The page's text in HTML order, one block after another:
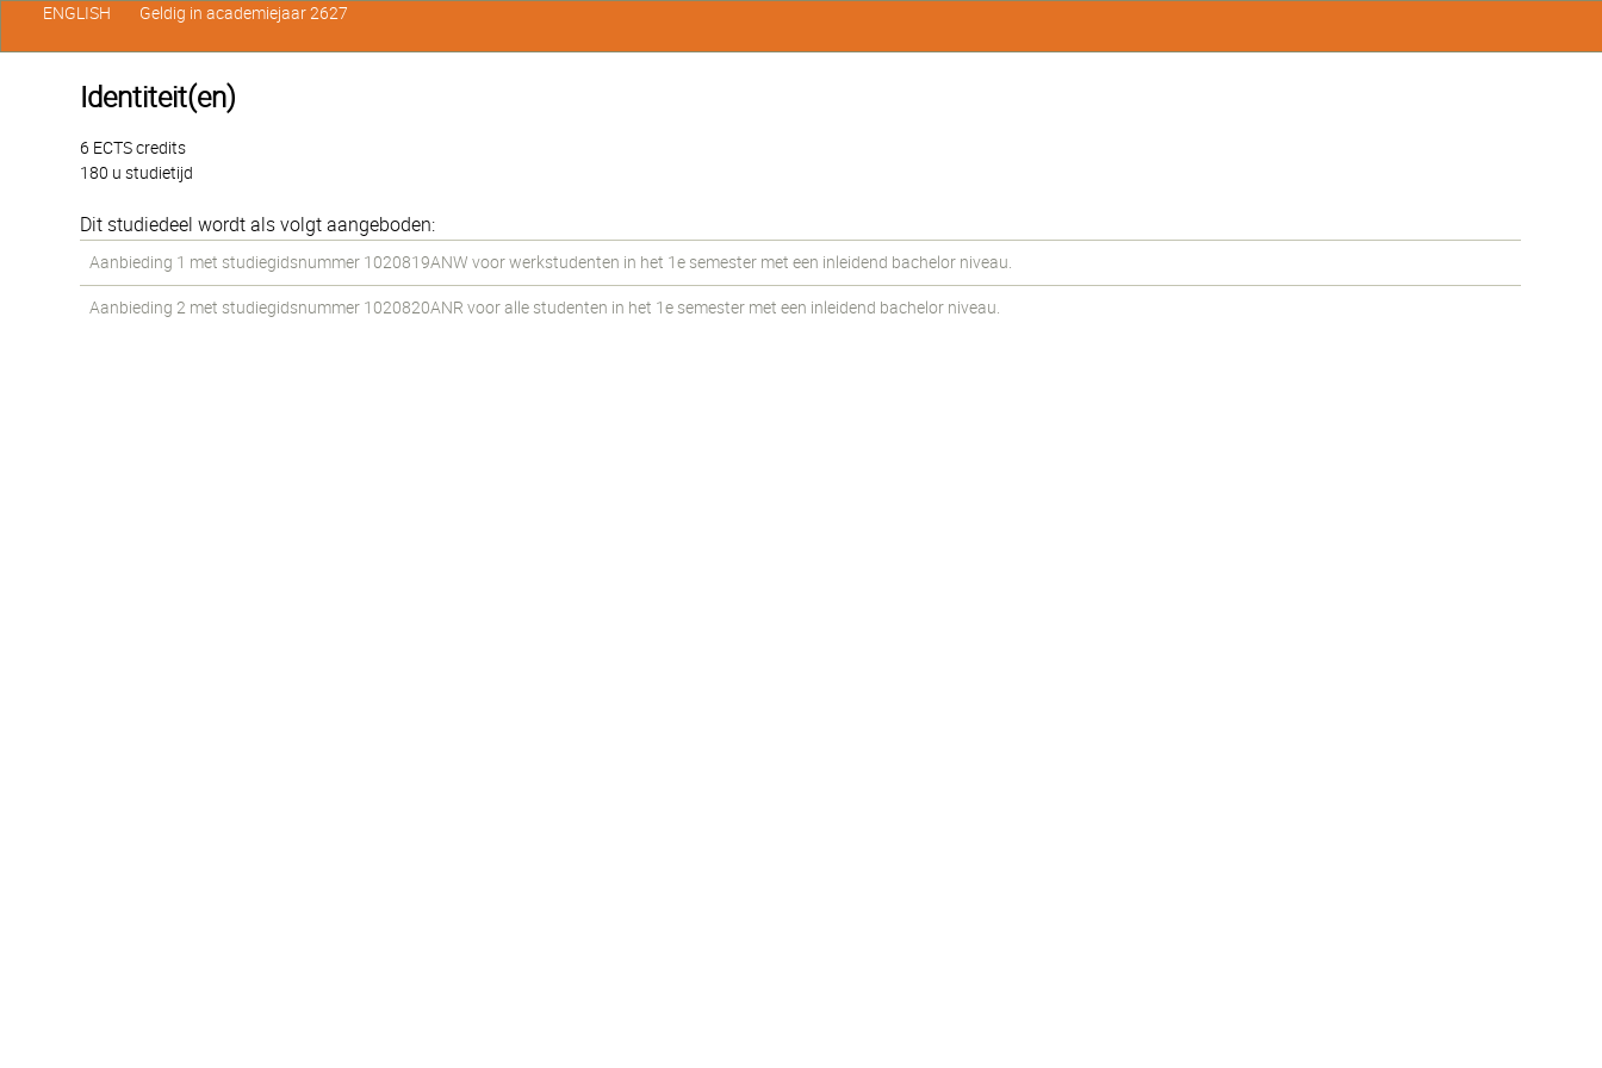
Identiteit(en)
6 ECTS credits
180 u studietijd
Dit studiedeel wordt als volgt aangeboden:
Aanbieding 1 met studiegidsnummer 1020819ANW voor werkstudenten in het 1e semester met een inleidend bachelor niveau.
Aanbieding 2 met studiegidsnummer 1020820ANR voor alle studenten in het 1e semester met een inleidend bachelor niveau.
ENGLISH Geldig in academiejaar 2627